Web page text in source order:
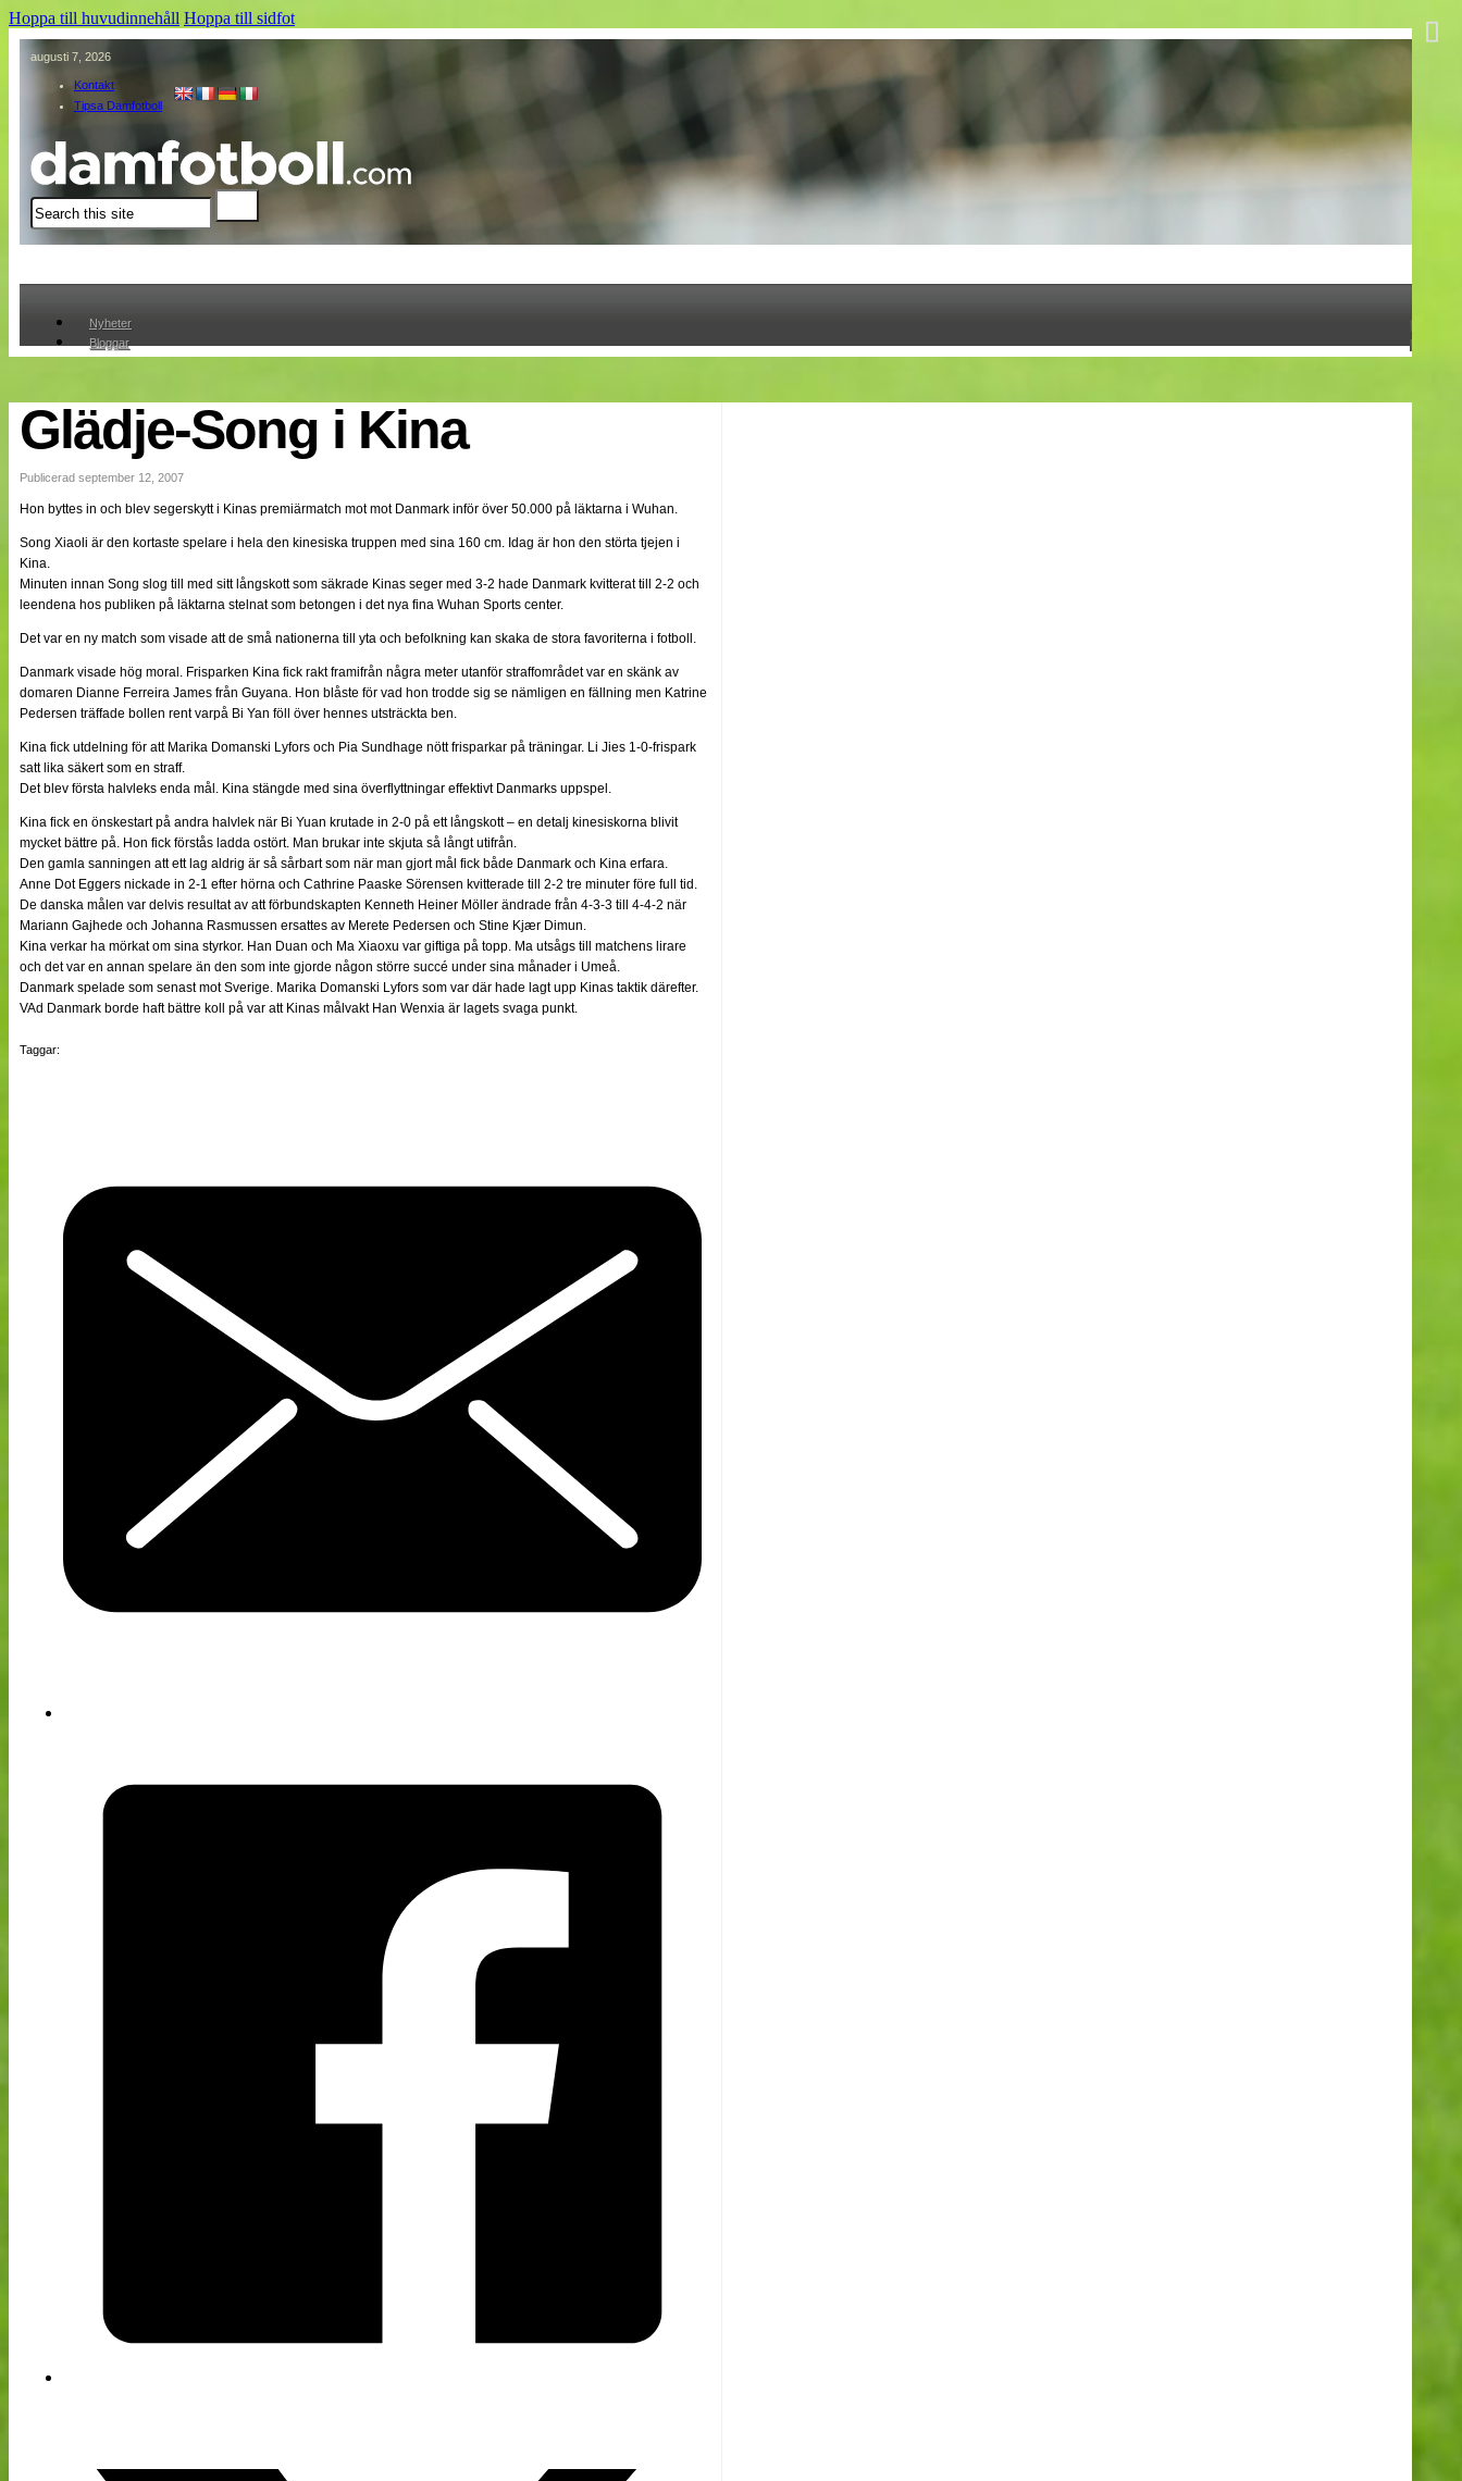
Hoppa till huvudinnehåll Hoppa till sidfot
augusti 7, 2026
Kontakt
Tipsa Damfotboll
Sök
Nyheter
Bloggar
Cuper
Medlemmar
Medlemsbilder
Till klubbkassan
Om oss
Nyheter
Bloggar
Webb-TV
Cuper
Medlemmar
Medlemsbilder
Om oss
NÄTverket
Split vision
Glädje-Song i Kina
Publicerad september 12, 2007
Hon byttes in och blev segerskytt i Kinas premiärmatch mot mot Danmark inför över 50.000 på läktarna i Wuhan.
Song Xiaoli är den kortaste spelare i hela den kinesiska truppen med sina 160 cm. Idag är hon den störta tjejen i
Kina.
Minuten innan Song slog till med sitt långskott som säkrade Kinas seger med 3-2 hade Danmark kvitterat till 2-2 och
leendena hos publiken på läktarna stelnat som betongen i det nya fina Wuhan Sports center.
Det var en ny match som visade att de små nationerna till yta och befolkning kan skaka de stora favoriterna i fotboll.
Danmark visade hög moral. Frisparken Kina fick rakt framifrån några meter utanför straffområdet var en skänk av
domaren Dianne Ferreira James från Guyana. Hon blåste för vad hon trodde sig se nämligen en fällning men Katrine
Pedersen träffade bollen rent varpå Bi Yan föll över hennes utsträckta ben.
Kina fick utdelning för att Marika Domanski Lyfors och Pia Sundhage nött frisparkar på träningar. Li Jies 1-0-frispark
satt lika säkert som en straff.
Det blev första halvleks enda mål. Kina stängde med sina överflyttningar effektivt Danmarks uppspel.
Kina fick en önskestart på andra halvlek när Bi Yuan krutade in 2-0 på ett långskott – en detalj kinesiskorna blivit
mycket bättre på. Hon fick förstås ladda ostört. Man brukar inte skjuta så långt utifrån.
Den gamla sanningen att ett lag aldrig är så sårbart som när man gjort mål fick både Danmark och Kina erfara.
Anne Dot Eggers nickade in 2-1 efter hörna och Cathrine Paaske Sörensen kvitterade till 2-2 tre minuter före full tid.
De danska målen var delvis resultat av att förbundskapten Kenneth Heiner Möller ändrade från 4-3-3 till 4-4-2 när
Mariann Gajhede och Johanna Rasmussen ersattes av Merete Pedersen och Stine Kjær Dimun.
Kina verkar ha mörkat om sina styrkor. Han Duan och Ma Xiaoxu var giftiga på topp. Ma utsågs till matchens lirare
och det var en annan spelare än den som inte gjorde någon större succé under sina månader i Umeå.
Danmark spelade som senast mot Sverige. Marika Domanski Lyfors som var där hade lagt upp Kinas taktik därefter.
VAd Danmark borde haft bättre koll på var att Kinas målvakt Han Wenxia är lagets svaga punkt.
Taggar: